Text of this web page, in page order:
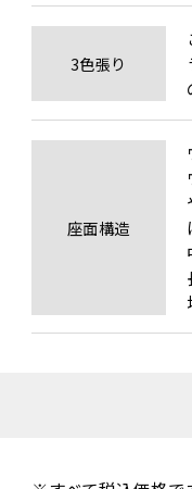
3色張り
座面構造